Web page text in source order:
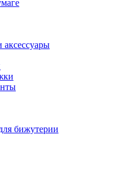
аксессуары
бижутерии